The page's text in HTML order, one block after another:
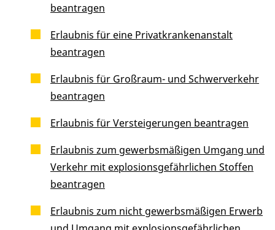
beantragen
Erlaubnis für eine Privatkrankenanstalt
beantragen
Erlaubnis für Großraum- und Schwerverkehr
beantragen
Erlaubnis für Versteigerungen beantragen
Erlaubnis zum gewerbsmäßigen Umgang und
Verkehr mit explosionsgefährlichen Stoffen
beantragen
Erlaubnis zum nicht gewerbsmäßigen Erwerb